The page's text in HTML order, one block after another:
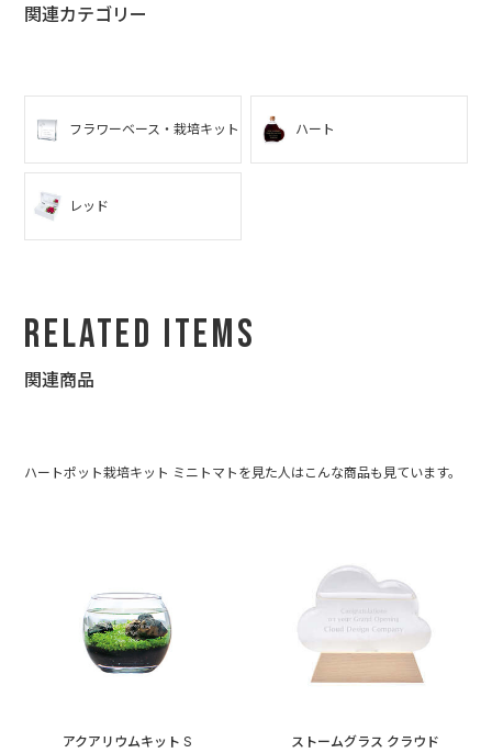
植物が好きな方なので水草の栽培セットにしたのですが、お店の
ときには水草が育った状態の写真を自分で撮りたいと思っていま
す。ありがとうございました。
関連カテゴリー
フラワーベース・栽培キット ハート
レッド
Related Items
関連商品
ハートポット栽培キット ミニトマトを見た人はこんな商品も見ています。
アクアリウムキット S
ストームグラス クラウド